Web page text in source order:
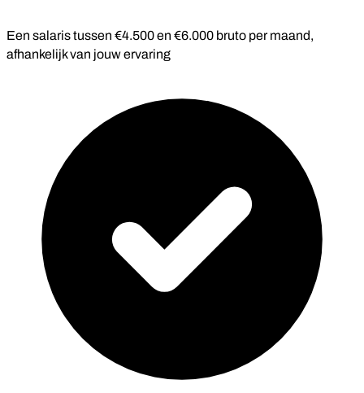
Een salaris tussen €4.500 en €6.000 bruto per maand,
afhankelijk van jouw ervaring